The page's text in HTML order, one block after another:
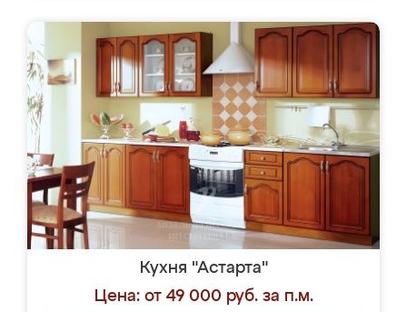
Кухня "Астарта"
Цена: от 49 000 руб. за п.м.